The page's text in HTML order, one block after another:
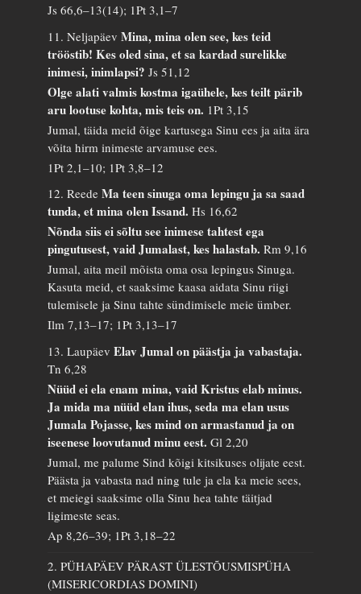
Js 66,6–13(14); 1Pt 3,1–7
11. NeljapäevMina, mina olen see, kes teid
trööstib! Kes oled sina, et sa kardad surelikke
inimesi, inimlapsi?Js 51,12
Olge alati valmis kostma igaühele, kes teilt pärib
aru lootuse kohta, mis teis on. 1Pt 3,15
Jumal, täida meid õige kartusega Sinu ees ja aita ära
võita hirm inimeste arvamuse ees.
1Pt 2,1–10; 1Pt 3,8–12
12. ReedeMa teen sinuga oma lepingu ja sa saad
tunda, et mina olen Issand.Hs 16,62
Nõnda siis ei sõltu see inimese tahtest ega
pingutusest, vaid Jumalast, kes halastab.Rm 9,16
Jumal, aita meil mõista oma osa lepingus Sinuga.
Kasuta meid, et saaksime kaasa aidata Sinu riigi
tulemisele ja Sinu tahte sündimisele meie ümber.
Ilm 7,13–17; 1Pt 3,13–17
13. LaupäevElav Jumal on päästja ja vabastaja.
Tn 6,28
Nüüd ei ela enam mina, vaid Kristus elab minus.
Ja mida ma nüüd elan ihus, seda ma elan usus
Jumala Pojasse, kes mind on armastanud ja on
iseenese loovutanud minu eest.Gl 2,20
Jumal, me palume Sind kõigi kitsikuses olijate eest.
Päästa ja vabasta nad ning tule ja ela ka meie sees,
et meiegi saaksime olla Sinu hea tahte täitjad
ligimeste seas.
Ap 8,26–39; 1Pt 3,18–22
2. PÜHAPÄEV PÄRAST ÜLESTÕUSMISPÜHA
(MISERICORDIAS DOMINI)